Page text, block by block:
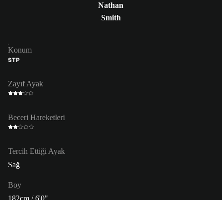
Nathan
Smith
Konum
STP
Zayıf Ayak
Beceri Hareketleri
Tercih Ettiği Ayak
Sağ
Boy
182cm / 6'0"